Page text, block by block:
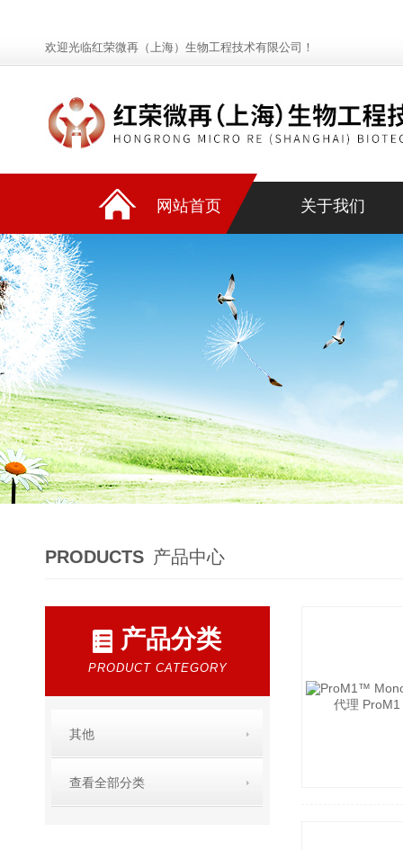
欢迎光临红荣微再（上海）生物工程技术有限公司！
网站首页 关于我们
PRODUCTS 产品中心
产品分类
PRODUCT CATEGORY
其他
查看全部分类